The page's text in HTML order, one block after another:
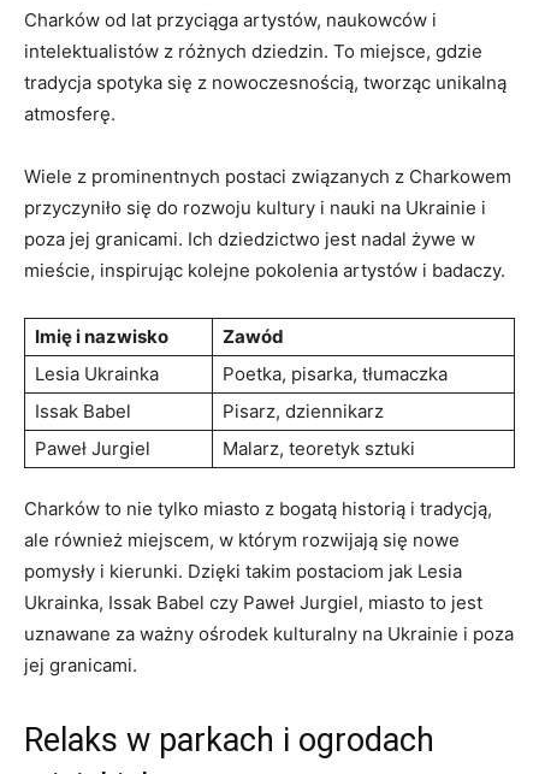
Charków od⁣ lat ⁣przyciąga artystów, naukowców i
intelektualistów z różnych dziedzin. To miejsce, gdzie
tradycja spotyka się z nowoczesnością, tworząc unikalną
atmosferę.
Wiele z prominentnych postaci związanych z Charkowem
przyczyniło się do rozwoju kultury i nauki na⁤ Ukrainie i
poza jej granicami. Ich dziedzictwo jest nadal żywe w
mieście, inspirując kolejne pokolenia artystów i badaczy.
Imię i nazwisko
Zawód
Lesia‌ Ukrainka
Poetka, pisarka, tłumaczka
Issak Babel
Pisarz, dziennikarz
Paweł ‍Jurgiel
Malarz, teoretyk sztuki
Charków ‍to nie tylko miasto z bogatą historią i tradycją,
ale również​ miejscem, w​ którym rozwijają się nowe
pomysły i kierunki. Dzięki takim postaciom jak Lesia
Ukrainka, ​Issak Babel czy Paweł Jurgiel, miasto⁢ to jest
uznawane za ważny ośrodek kulturalny na Ukrainie i poza
jej granicami.
Relaks w parkach i ogrodach